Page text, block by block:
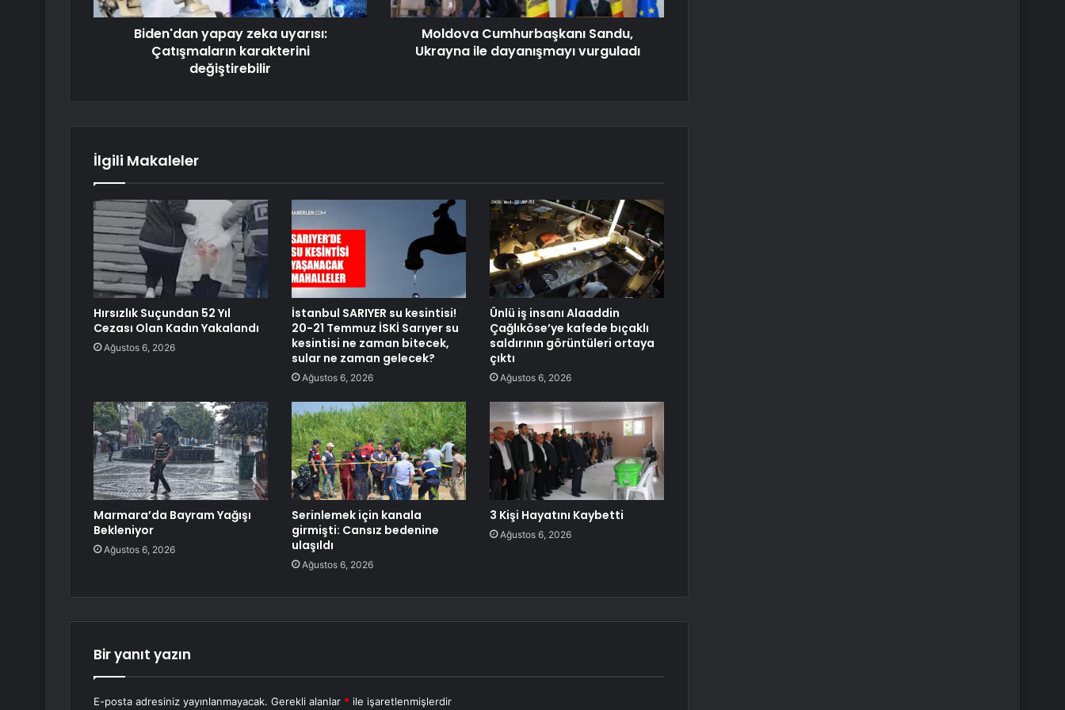
Biden'dan yapay zeka uyarısı:
Çatışmaların karakterini
değiştirebilir
Moldova Cumhurbaşkanı Sandu,
Ukrayna ile dayanışmayı vurguladı
İlgili Makaleler
Hırsızlık Suçundan 52 Yıl
Cezası Olan Kadın Yakalandı
Ağustos 6, 2026
İstanbul SARIYER su kesintisi!
20-21 Temmuz İSKİ Sarıyer su
kesintisi ne zaman bitecek,
sular ne zaman gelecek?
Ağustos 6, 2026
Ünlü iş insanı Alaaddin
Çağlıköse’ye kafede bıçaklı
saldırının görüntüleri ortaya
çıktı
Ağustos 6, 2026
Marmara’da Bayram Yağışı
Bekleniyor
Ağustos 6, 2026
Serinlemek için kanala
girmişti: Cansız bedenine
ulaşıldı
Ağustos 6, 2026
3 Kişi Hayatını Kaybetti
Ağustos 6, 2026
Bir yanıt yazın
E-posta adresiniz yayınlanmayacak. Gerekli alanlar * ile işaretlenmişlerdir